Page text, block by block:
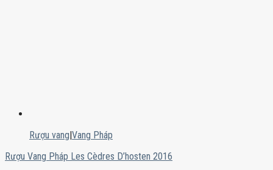
Rượu vang|Vang Pháp
Rượu Vang Pháp Les Cèdres D’hosten 2016